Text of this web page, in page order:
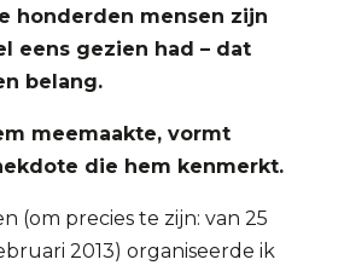
honderden mensen zijn
eens gezien had – dat
belang.
meemaakte, vormt
die hem kenmerkt.
(om precies te zijn: van 25
2013) organiseerde ik